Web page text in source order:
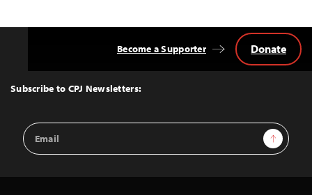
Top
Subscribe to CPJ Newsletters:
Email
Address
Sign Up
Become a Supporter Donate